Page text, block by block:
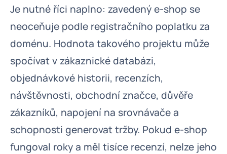
Je nutné říci naplno: zavedený e-shop se
neoceňuje podle registračního poplatku za
doménu. Hodnota takového projektu může
spočívat v zákaznické databázi,
objednávkové historii, recenzích,
návštěvnosti, obchodní značce, důvěře
zákazníků, napojení na srovnávače a
schopnosti generovat tržby. Pokud e-shop
fungoval roky a měl tisíce recenzí, nelze jeho